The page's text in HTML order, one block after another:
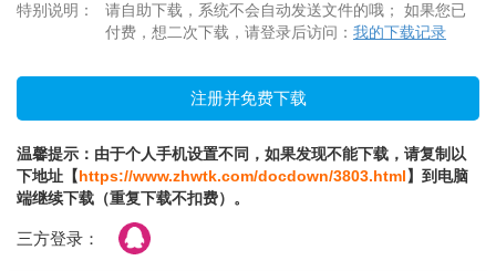
特别说明：
请自助下载，系统不会自动发送文件的哦； 如果您已
付费，想二次下载，请登录后访问： 我的下载记录
温馨提示：由于个人手机设置不同，如果发现不能下载，请复制以
下地址【https://www.zhwtk.com/docdown/3803.html】到电脑
端继续下载（重复下载不扣费）。
三方登录：